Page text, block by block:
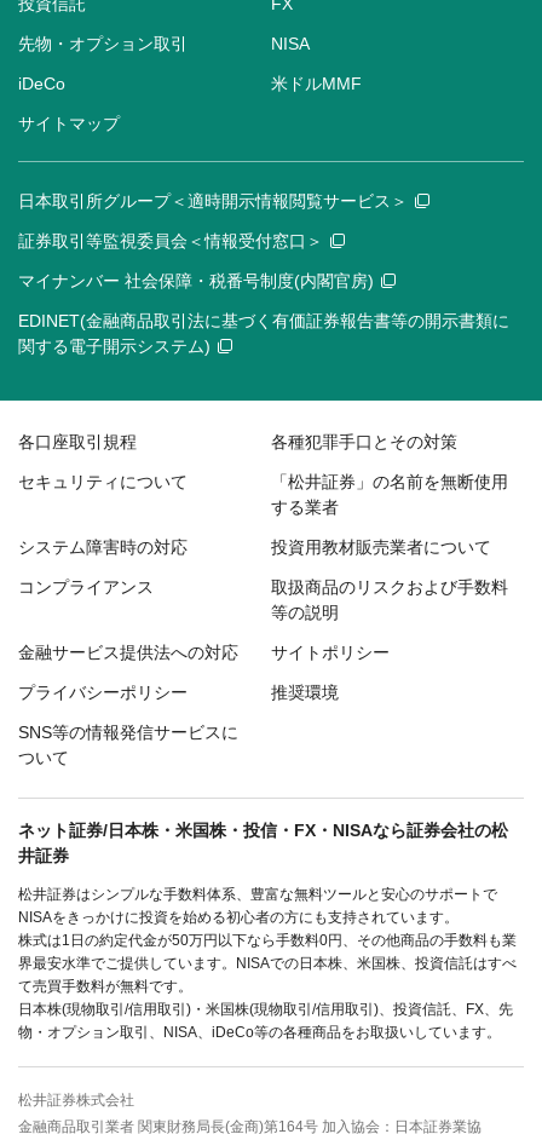
投資信託 FX
先物・オプション取引 NISA
iDeCo 米ドルMMF
サイトマップ
日本取引所グループ＜適時開示情報閲覧サービス＞
証券取引等監視委員会＜情報受付窓口＞
マイナンバー 社会保障・税番号制度(内閣官房)
EDINET(金融商品取引法に基づく有価証券報告書等の開示書類に
関する電子開示システム)
各口座取引規程 各種犯罪手口とその対策
セキュリティについて
「松井証券」の名前を無断使用
する業者
システム障害時の対応 投資用教材販売業者について
コンプライアンス
取扱商品のリスクおよび手数料
等の説明
金融サービス提供法への対応 サイトポリシー
プライバシーポリシー 推奨環境
SNS等の情報発信サービスに
ついて
ネット証券/日本株・米国株・投信・FX・NISAなら証券会社の松
井証券
松井証券はシンプルな手数料体系、豊富な無料ツールと安心のサポートで
NISAをきっかけに投資を始める初心者の方にも支持されています。
株式は1日の約定代金が50万円以下なら手数料0円、その他商品の手数料も業
界最安水準でご提供しています。NISAでの日本株、米国株、投資信託はすべ
て売買手数料が無料です。
日本株(現物取引/信用取引)・米国株(現物取引/信用取引)、投資信託、FX、先
物・オプション取引、NISA、iDeCo等の各種商品をお取扱いしています。
松井証券株式会社
金融商品取引業者 関東財務局長(金商)第164号 加入協会：日本証券業協